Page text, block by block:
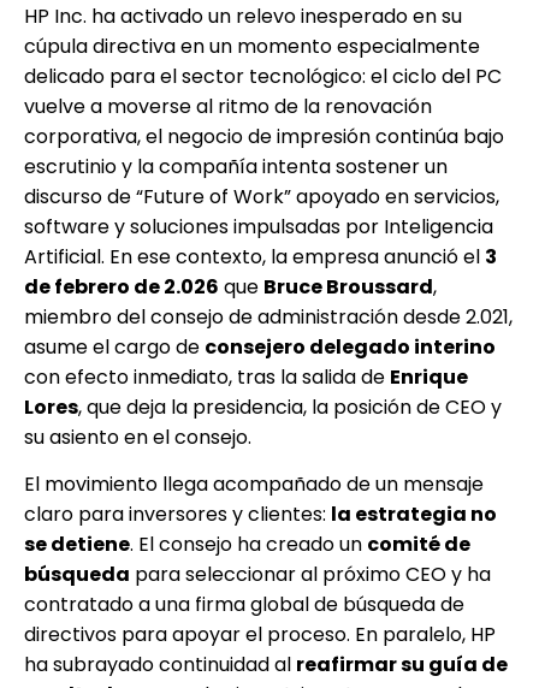
HP Inc. ha activado un relevo inesperado en su
cúpula directiva en un momento especialmente
delicado para el sector tecnológico: el ciclo del PC
vuelve a moverse al ritmo de la renovación
corporativa, el negocio de impresión continúa bajo
escrutinio y la compañía intenta sostener un
discurso de “Future of Work” apoyado en servicios,
software y soluciones impulsadas por Inteligencia
Artificial. En ese contexto, la empresa anunció el 3
de febrero de 2.026 que Bruce Broussard,
miembro del consejo de administración desde 2.021,
asume el cargo de consejero delegado interino
con efecto inmediato, tras la salida de Enrique
Lores, que deja la presidencia, la posición de CEO y
su asiento en el consejo.
El movimiento llega acompañado de un mensaje
claro para inversores y clientes: la estrategia no
se detiene. El consejo ha creado un comité de
búsqueda para seleccionar al próximo CEO y ha
contratado a una firma global de búsqueda de
directivos para apoyar el proceso. En paralelo, HP
ha subrayado continuidad al reafirmar su guía de